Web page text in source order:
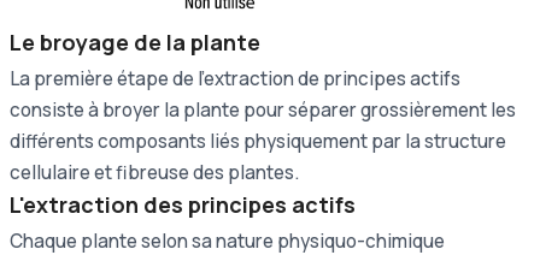
Le broyage de la plante
La première étape de l'extraction de principes actifs
consiste à broyer la plante pour séparer grossièrement les
différents composants liés physiquement par la structure
cellulaire et fibreuse des plantes.
L'extraction des principes actifs
Chaque plante selon sa nature physiquo-chimique